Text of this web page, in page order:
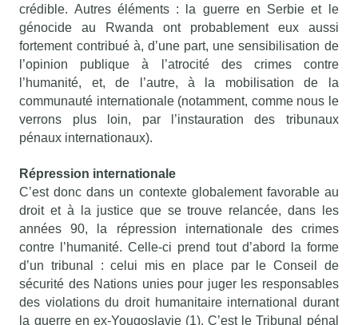
crédible. Autres éléments : la guerre en Serbie et le
génocide au Rwanda ont probablement eux aussi
fortement contribué à, d’une part, une sensibilisation de
l’opinion publique à l’atrocité des crimes contre
l’humanité, et, de l’autre, à la mobilisation de la
communauté internationale (notamment, comme nous le
verrons plus loin, par l’instauration des tribunaux
pénaux internationaux).
Répression internationale
C’est donc dans un contexte globalement favorable au
droit et à la justice que se trouve relancée, dans les
années 90, la répression internationale des crimes
contre l’humanité. Celle-ci prend tout d’abord la forme
d’un tribunal : celui mis en place par le Conseil de
sécurité des Nations unies pour juger les responsables
des violations du droit humanitaire international durant
la guerre en ex-Yougoslavie (1). C’est le Tribunal pénal